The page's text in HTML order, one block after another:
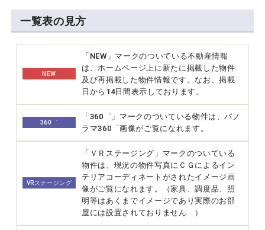
一覧表の見方
NEW
「NEW」マークのついている不動産情報
は、ホームページ上に新たに掲載した物件
及び再掲載した物件情報です。なお、掲載
日から14日間表示しております。
360゜
「360゜」マークのついている物件は、パノ
ラマ360゜画像がご覧になれます。
VRステージング
「ＶＲステージング」マークのついている
物件は、現況の物件写真にＣＧによるイン
テリアコーディネートがされたイメージ画
像がご覧になれます。（家具、調度品、照
明等はあくまでイメージであり実際のお部
屋には設置されておりません ）